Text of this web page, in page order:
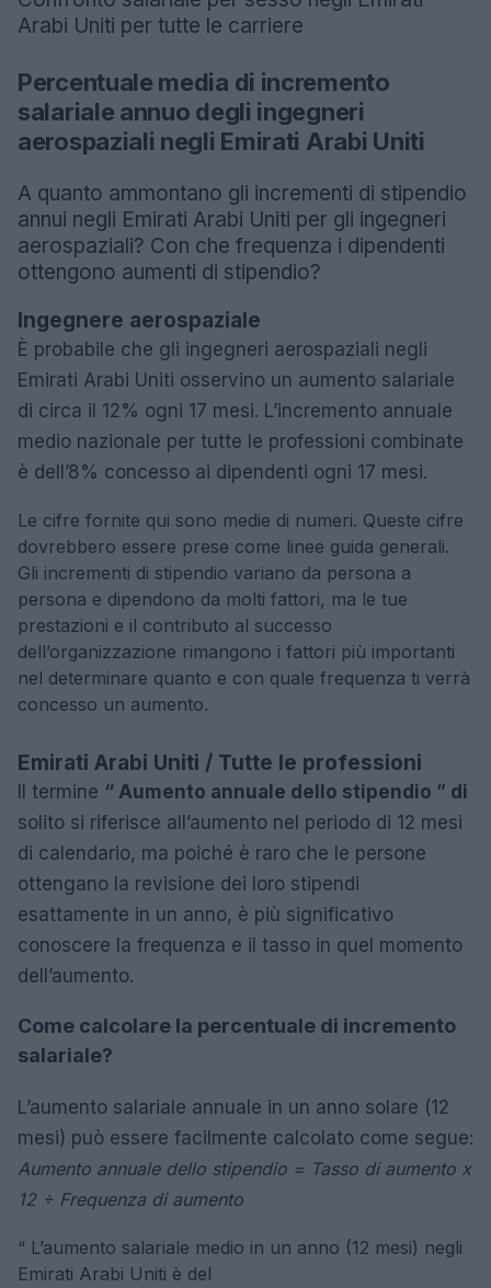
Arabi Uniti per tutte le carriere
Percentuale media di incremento
salariale annuo degli ingegneri
aerospaziali negli Emirati Arabi Uniti
A quanto ammontano gli incrementi di stipendio
annui negli Emirati Arabi Uniti per gli ingegneri
aerospaziali? Con che frequenza i dipendenti
ottengono aumenti di stipendio?
Ingegnere aerospaziale
È probabile che gli ingegneri aerospaziali negli
Emirati Arabi Uniti osservino un aumento salariale
di circa il 12% ogni 17 mesi. L’incremento annuale
medio nazionale per tutte le professioni combinate
è dell’8% concesso ai dipendenti ogni 17 mesi.
Le cifre fornite qui sono medie di numeri. Queste cifre
dovrebbero essere prese come linee guida generali.
Gli incrementi di stipendio variano da persona a
persona e dipendono da molti fattori, ma le tue
prestazioni e il contributo al successo
dell’organizzazione rimangono i fattori più importanti
nel determinare quanto e con quale frequenza ti verrà
concesso un aumento.
Emirati Arabi Uniti / Tutte le professioni
Il termine “ Aumento annuale dello stipendio ” di
solito si riferisce all’aumento nel periodo di 12 mesi
di calendario, ma poiché è raro che le persone
ottengano la revisione dei loro stipendi
esattamente in un anno, è più significativo
conoscere la frequenza e il tasso in quel momento
dell’aumento.
Come calcolare la percentuale di incremento
salariale?
L’aumento salariale annuale in un anno solare (12
mesi) può essere facilmente calcolato come segue:
Aumento annuale dello stipendio = Tasso di aumento x
12 ÷ Frequenza di aumento
“ L’aumento salariale medio in un anno (12 mesi) negli
Emirati Arabi Uniti è del